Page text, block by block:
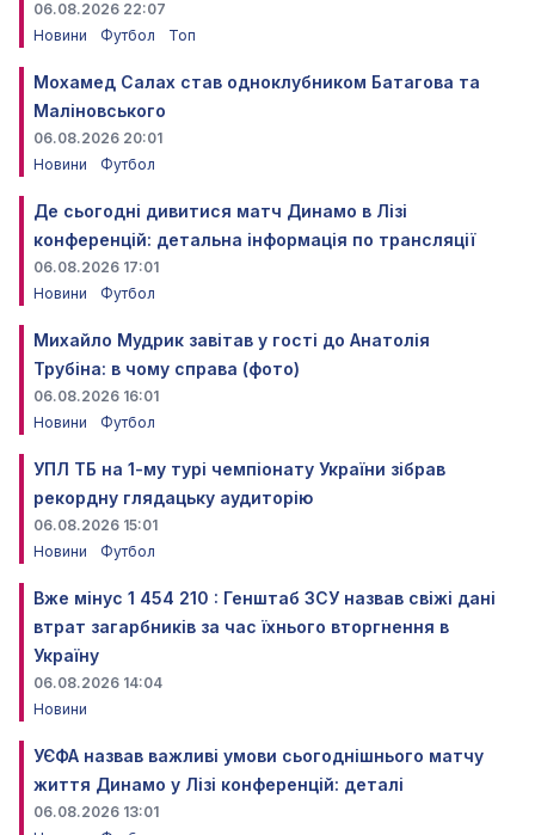
06.08.2026 22:07
Новини
Футбол Топ
Мохамед Салах став одноклубником Батагова та
Маліновського
06.08.2026 20:01
Новини
Футбол
Де сьогодні дивитися матч Динамо в Лізі
конференцій: детальна інформація по трансляції
06.08.2026 17:01
Новини
Футбол
Михайло Мудрик завітав у гості до Анатолія
Трубіна: в чому справа (фото)
06.08.2026 16:01
Новини
Футбол
УПЛ ТБ на 1-му турі чемпіонату України зібрав
рекордну глядацьку аудиторію
06.08.2026 15:01
Новини
Футбол
Вже мінус 1 454 210 : Генштаб ЗСУ назвав свіжі дані
втрат загарбників за час їхнього вторгнення в
Україну
06.08.2026 14:04
Новини
УЄФА назвав важливі умови сьогоднішнього матчу
життя Динамо у Лізі конференцій: деталі
06.08.2026 13:01